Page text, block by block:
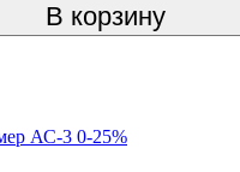
В корзину